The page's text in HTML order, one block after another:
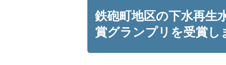
鉄砲町地区の下水再生
賞グランプリを受賞し